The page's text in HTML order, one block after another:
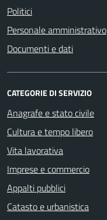
Politici
Personale amministrativo
Documenti e dati
CATEGORIE DI SERVIZIO
Anagrafe e stato civile
Cultura e tempo libero
Vita lavorativa
Imprese e commercio
Appalti pubblici
Catasto e urbanistica